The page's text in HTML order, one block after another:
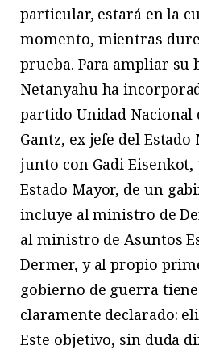
particular, estará en la
momento, mientras
prueba. Para ampliar su
Netanyahu ha
partido Unidad Nacional
Gantz, ex jefe del
junto con Gadi
Estado Mayor, de un
incluye al ministro de
al ministro de Asuntos
Dermer, y al propio
gobierno de guerra
claramente declarado:
Este objetivo, sin duda